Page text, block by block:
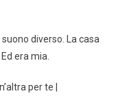
diverso. La casa
era mia.
per te |